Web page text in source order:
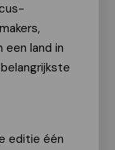
een land in
editie één